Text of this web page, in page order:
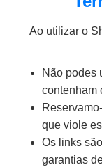
Ao utilizar o
Não podes
contenham
que viole
Os links
garantias